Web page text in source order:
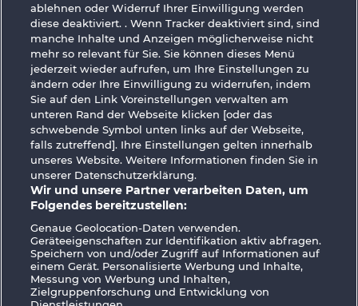
Magic Book Book of Romeo and Julia
AGB Datenschutz Impressum
Unternehmensseite
ablehnen oder Widerruf Ihrer Einwilligung werden
diese deaktiviert. . Wenn Tracker deaktiviert sind, sind
manche Inhalte und Anzeigen möglicherweise nicht
mehr so ​​relevant für Sie. Sie können dieses Menü
jederzeit wieder aufrufen, um Ihre Einstellungen zu
ändern oder Ihre Einwilligung zu widerrufen, indem
Sie auf den Link Voreinstellungen verwalten am
unteren Rand der Webseite klicken [oder das
schwebende Symbol unten links auf der Webseite,
falls zutreffend]. Ihre Einstellungen gelten innerhalb
unseres Website. Weitere Informationen finden Sie in
unserer Datenschutzerklärung.
Wir und unsere Partner verarbeiten Daten, um
Folgendes bereitzustellen:
Genaue Geolocation-Daten verwenden.
Geräteeigenschaften zur Identifikation aktiv abfragen.
Speichern von und/oder Zugriff auf Informationen auf
einem Gerät. Personalisierte Werbung und Inhalte,
Messung von Werbung und Inhalten,
Zielgruppenforschung und Entwicklung von